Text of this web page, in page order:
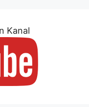
Kanal